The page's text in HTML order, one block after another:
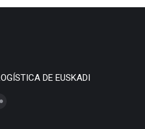
DE EUSKADI